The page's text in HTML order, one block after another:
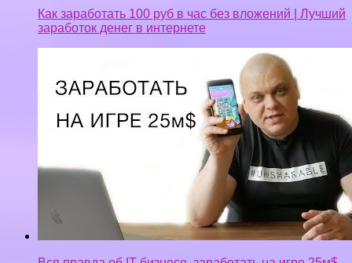
Как заработать 100 руб в час без вложений | Лучший
заработок денег в интернете